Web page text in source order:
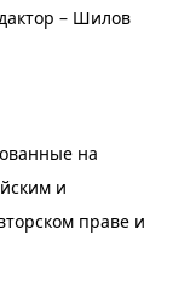
– Шилов
на
и
праве и